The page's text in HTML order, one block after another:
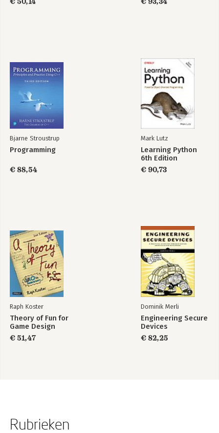
Bekijk alle boeken
Bjarne Stroustrup
Programming
€ 88,54
Mark Lutz
Learning Python
6th Edition
€ 90,73
Raph Koster
Theory of Fun for
Game Design
€ 51,47
Dominik Merli
Engineering Secure
Devices
€ 82,25
Rubrieken